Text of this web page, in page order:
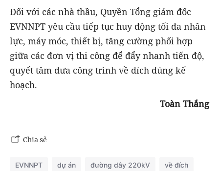
Đối với các nhà thầu, Quyền Tổng giám đốc
EVNNPT yêu cầu tiếp tục huy động tối đa nhân
lực, máy móc, thiết bị, tăng cường phối hợp
giữa các đơn vị thi công để đẩy nhanh tiến độ,
quyết tâm đưa công trình về đích đúng kế
hoạch.
Toàn Thắng
Chia sẻ
EVNNPT dự án đường dây 220kV về đích